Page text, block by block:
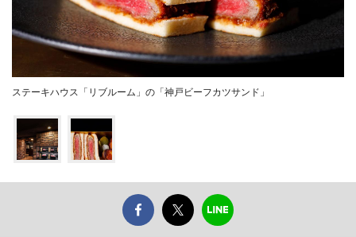
ステーキハウス「リブルーム」の「神戸ビーフカツサンド」